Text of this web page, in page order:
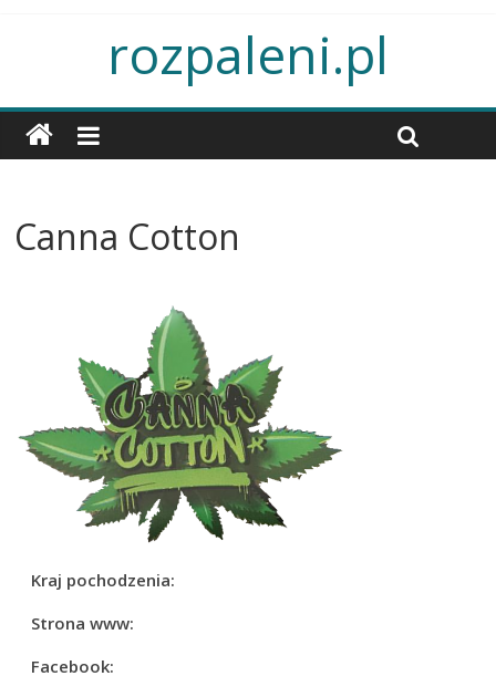
rozpaleni.pl
Canna Cotton
Kraj pochodzenia:
Strona www:
Facebook: